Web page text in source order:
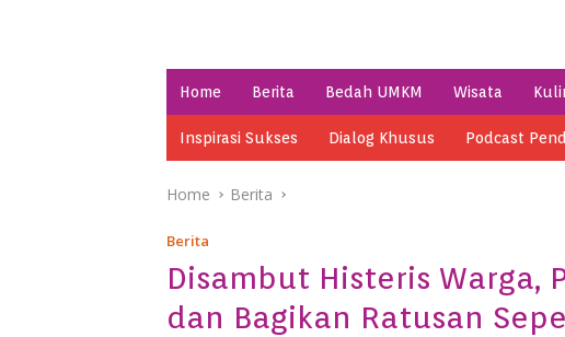
Home Berita Bedah UMKM Wisata
Inspirasi Sukses Dialog Khusus Podcast
Home Berita
Berita
Disambut Histeris Warga,
dan Bagikan Ratusan